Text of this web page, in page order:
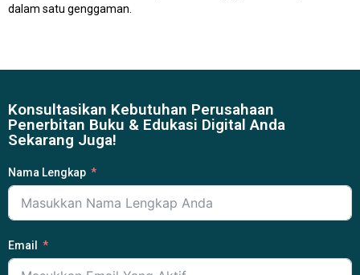
dalam satu genggaman.
Konsultasikan Kebutuhan Perusahaan
Penerbitan Buku & Edukasi Digital Anda
Sekarang Juga!
Nama Lengkap
Email